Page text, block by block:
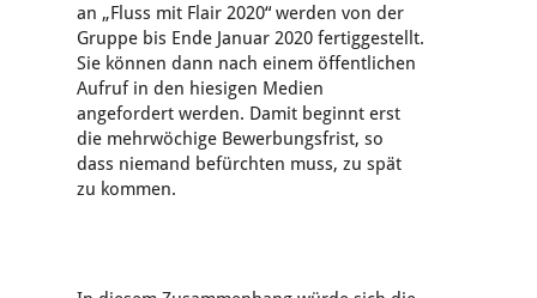
an „Fluss mit Flair 2020“ werden von der
Gruppe bis Ende Januar 2020 fertiggestellt.
Sie können dann nach einem öffentlichen
Aufruf in den hiesigen Medien
angefordert werden. Damit beginnt erst
die mehrwöchige Bewerbungsfrist, so
dass niemand befürchten muss, zu spät
zu kommen.